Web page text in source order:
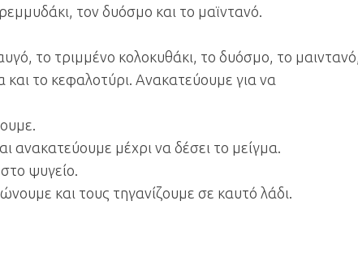
τον δυόσμο και το μαϊντανό.
το τριμμένο κολοκυθάκι, το δυόσμο, το
το κεφαλοτύρι. Ανακατεύουμε για να
ανακατεύουμε μέχρι να δέσει το μείγμα.
ψυγείο.
και τους τηγανίζουμε σε καυτό λάδι.